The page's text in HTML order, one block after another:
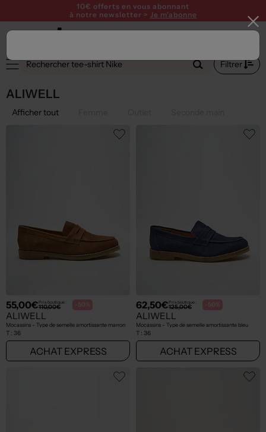
10€ offerts en vous abonnant
à notre newsletter > Je m'abonne
Filtrer
ALIWELL
Afficher tout
55,00€Prix boutique :
110,00€ -50%
ALIWELL
Mocassins - Type de semelle amortissante marron
T : 36
ACHAT EXPRESS
62,50€Prix boutique :
125,00€ -50%
ALIWELL
Mocassins - Type de semelle amortissante bleu
T : 36
ACHAT EXPRESS